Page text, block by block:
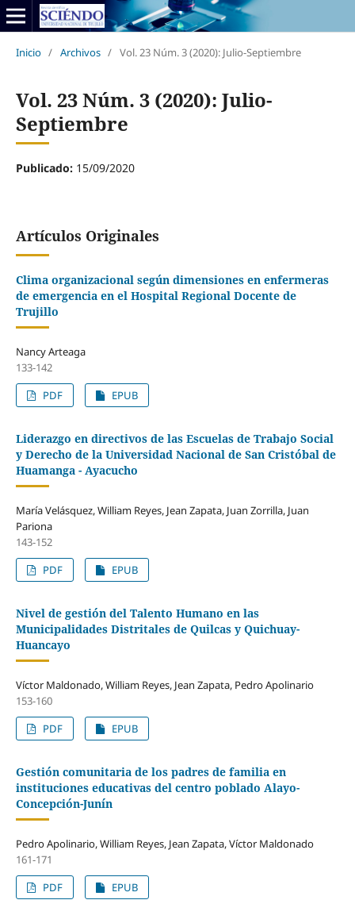
Inicio / Archivos / Vol. 23 Núm. 3 (2020): Julio-Septiembre
Vol. 23 Núm. 3 (2020): Julio-
Septiembre
Publicado: 15/09/2020
Artículos Originales
Clima organizacional según dimensiones en enfermeras
de emergencia en el Hospital Regional Docente de
Trujillo
Nancy Arteaga
133-142
PDF
EPUB
Liderazgo en directivos de las Escuelas de Trabajo Social
y Derecho de la Universidad Nacional de San Cristóbal de
Huamanga - Ayacucho
María Velásquez, William Reyes, Jean Zapata, Juan Zorrilla, Juan
Pariona
143-152
PDF
EPUB
Nivel de gestión del Talento Humano en las
Municipalidades Distritales de Quilcas y Quichuay-
Huancayo
Víctor Maldonado, William Reyes, Jean Zapata, Pedro Apolinario
153-160
PDF
EPUB
Gestión comunitaria de los padres de familia en
instituciones educativas del centro poblado Alayo-
Concepción-Junín
Pedro Apolinario, William Reyes, Jean Zapata, Víctor Maldonado
161-171
PDF
EPUB